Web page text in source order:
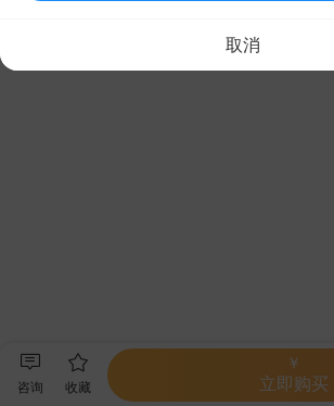
咨询 收藏
￥
立即购买
取消